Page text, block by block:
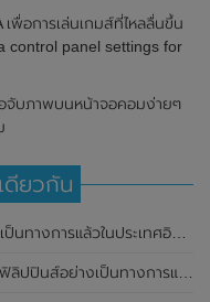
พื่อการเล่นเกมส์ที่ไหลลื่นขึ้น
control panel settings for
จับภาพบนหน้าจอคอมง่ายๆ
ดียวกัน
7s Gen 2 ของ Qualcomm และรองรับเครือข่าย 5G
ามละเอียด 13MP , แบตเตอรี่ 5,000mAh และหน้าจอแสดงผล LCD / 90Hz